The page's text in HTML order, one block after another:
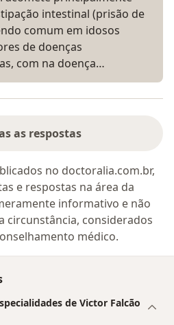
intestinal (prisão de
comum em idosos
de doenças
com na doença…
as respostas
no doctoralia.com.br,
e respostas na área da
informativo e não
circunstância, considerados
médico.
de Victor Falcão